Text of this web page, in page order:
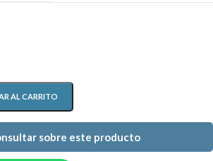
AL CARRITO
sobre este producto